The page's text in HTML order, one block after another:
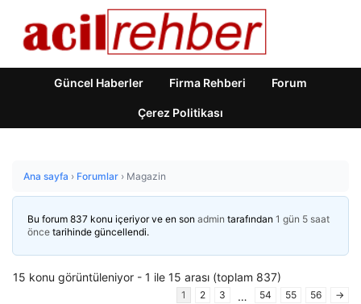
Güncel Haberler Firma Rehberi Forum
Çerez Politikası
Ana sayfa › Forumlar › Magazin
Bu forum 837 konu içeriyor ve en son admin tarafından 1 gün 5 saat
önce tarihinde güncellendi.
15 konu görüntüleniyor - 1 ile 15 arası (toplam 837)
1 2 3 … 54 55 56 →